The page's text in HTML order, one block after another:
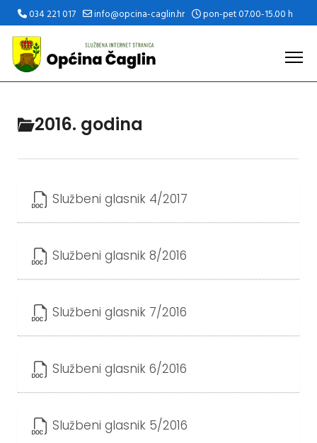
034 221 017 info@opcina-caglin.hr pon-pet 07.00-15.00 h
2016. godina
Službeni glasnik 4/2017
Službeni glasnik 8/2016
Službeni glasnik 7/2016
Službeni glasnik 6/2016
Službeni glasnik 5/2016